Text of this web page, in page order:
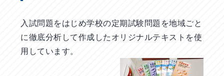
入試問題をはじめ学校の定期試験問題を地域ごと
に徹底分析して作成したオリジナルテキストを使
用しています。